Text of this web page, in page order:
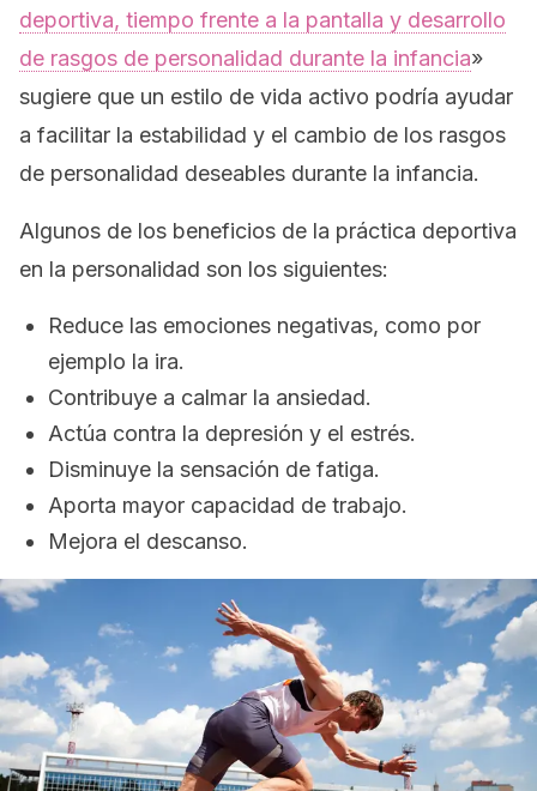
deportiva, tiempo frente a la pantalla y desarrollo
de rasgos de personalidad durante la infancia»
sugiere que un estilo de vida activo podría ayudar
a facilitar la estabilidad y el cambio de los rasgos
de personalidad deseables durante la infancia.
Algunos de los beneficios de la práctica deportiva
en la personalidad son los siguientes:
Reduce las emociones negativas, como por
ejemplo la ira.
Contribuye a calmar la ansiedad.
Actúa contra la depresión y el estrés.
Disminuye la sensación de fatiga.
Aporta mayor capacidad de trabajo.
Mejora el descanso.